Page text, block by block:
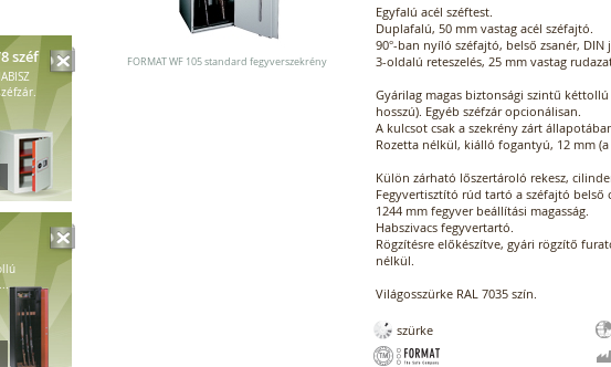
széf FORMAT WF 105 standard fegyverszekrény
Egyfalú acél széftest.
Duplafalú, 50 mm vastag acél széfajtó.
90°-ban nyíló széfajtó, belső zsanér, DIN
3-oldalú reteszelés, 25 mm vastag
Gyárilag magas biztonsági szintű kéttollú
hosszú). Egyéb széfzár opcionálisan.
A kulcsot csak a szekrény zárt
Rozetta nélkül, kiálló fogantyú, 12 mm
Külön zárható lőszertároló rekesz,
Fegyvertisztító rúd tartó a széfajtó belső
1244 mm fegyver beállítási magasság.
Habszivacs fegyvertartó.
Rögzítésre előkészítve, gyári rögzítő
nélkül.
Világosszürke RAL 7035 szín.
szürke